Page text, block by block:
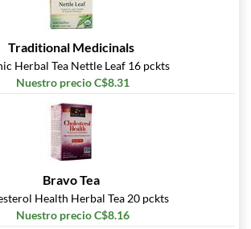
Traditional Medicinals
Herbal Tea Nettle Leaf 16 pckts
Nuestro precio C$8.31
Bravo Tea
Health Herbal Tea 20 pckts
Nuestro precio C$8.16